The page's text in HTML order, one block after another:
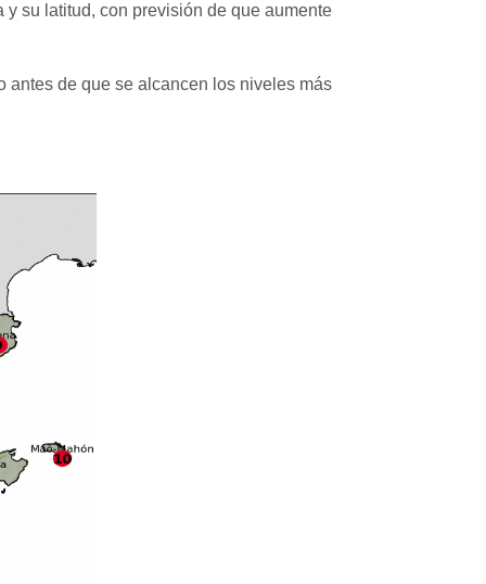
su latitud, con previsión de que aumente
de que se alcancen los niveles más